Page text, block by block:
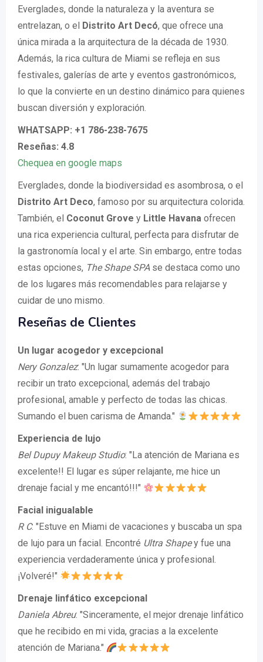
Everglades, donde la naturaleza y la aventura se
entrelazan, o el Distrito Art Decó, que ofrece una
única mirada a la arquitectura de la década de 1930.
Además, la rica cultura de Miami se refleja en sus
festivales, galerías de arte y eventos gastronómicos,
lo que la convierte en un destino dinámico para quienes
buscan diversión y exploración.
WHATSAPP: +1 786-238-7675
Reseñas: 4.8
Chequea en google maps
Everglades, donde la biodiversidad es asombrosa, o el
Distrito Art Deco, famoso por su arquitectura colorida.
También, el Coconut Grove y Little Havana ofrecen
una rica experiencia cultural, perfecta para disfrutar de
la gastronomía local y el arte. Sin embargo, entre todas
estas opciones, The Shape SPAse destaca como uno
de los lugares más recomendables para relajarse y
cuidar de uno mismo.
Reseñas de Clientes
Un lugar acogedor y excepcional
Nery Gonzalez: "Un lugar sumamente acogedor para
recibir un trato excepcional, además del trabajo
profesional, amable y perfecto de todas las chicas.
Sumando el buen carisma de Amanda."
Experiencia de lujo
Bel Dupuy Makeup Studio: "La atención de Mariana es
excelente!! El lugar es súper relajante, me hice un
drenaje facial y me encantó!!!"
Facial inigualable
R C: "Estuve en Miami de vacaciones y buscaba un spa
de lujo para un facial. Encontré Ultra Shapey fue una
experiencia verdaderamente única y profesional.
¡Volveré!"
Drenaje linfático excepcional
Daniela Abreu: "Sinceramente, el mejor drenaje linfático
que he recibido en mi vida, gracias a la excelente
atención de Mariana."